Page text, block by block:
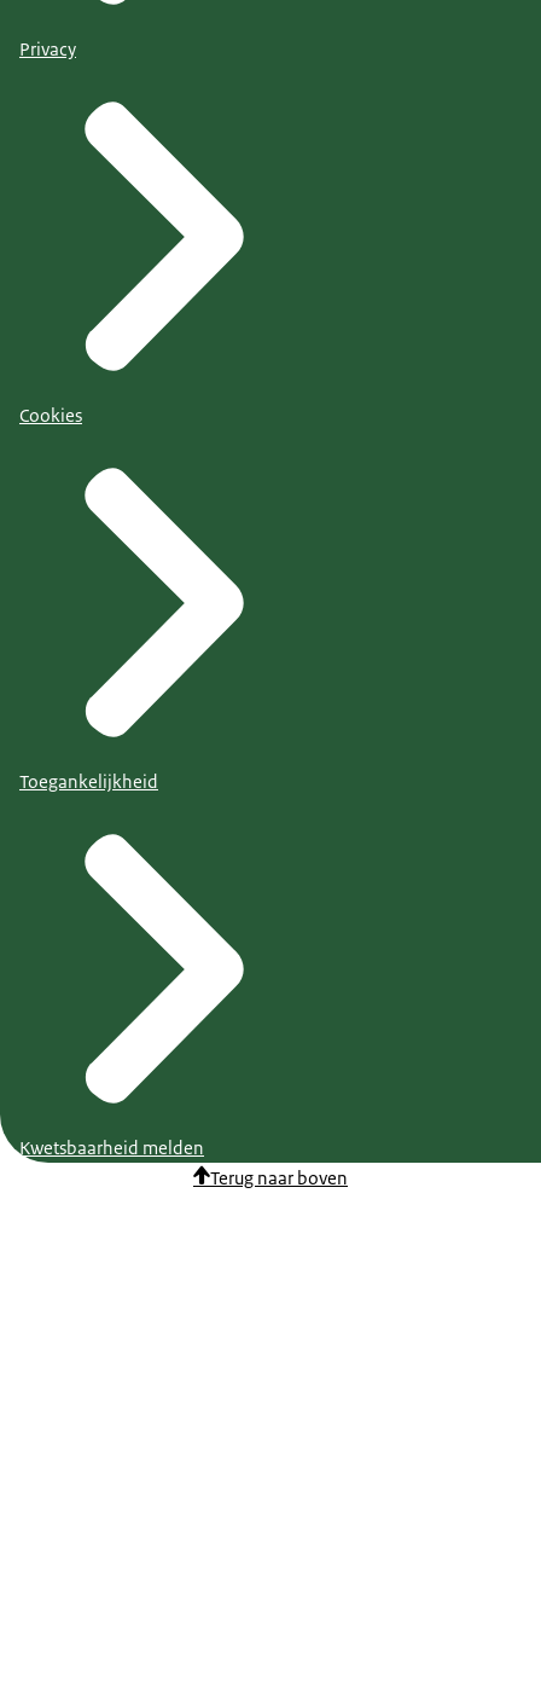
Privacy
Cookies
Toegankelijkheid
Kwetsbaarheid melden
Terug naar boven